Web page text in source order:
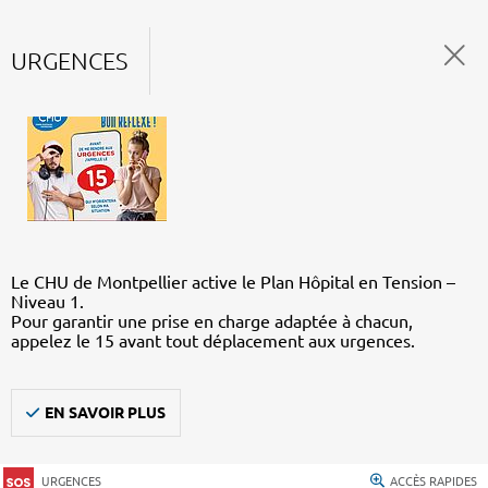
URGENCES
Le CHU de Montpellier active le Plan Hôpital en Tension –
Niveau 1.
Pour garantir une prise en charge adaptée à chacun,
appelez le 15 avant tout déplacement aux urgences.
EN SAVOIR PLUS
URGENCES ACCÈS RAPIDES